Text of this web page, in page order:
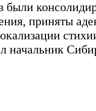
были
приняты
начальник